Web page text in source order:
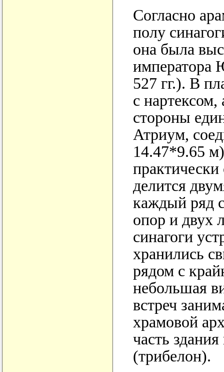
Согласно
полу
она была
императора
527 гг.). В
с
стороны
Атриум,
14.47*9.65
делится
каждый ряд
опор и двух
синагоги
хранились
рядом с
небольшая
встреч
храмовой
часть
(трибелон).